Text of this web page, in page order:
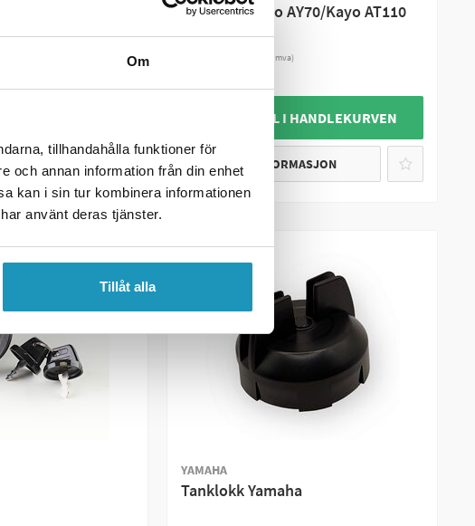
Om
tillhandahålla funktioner för
och annan information från din enhet
kan i sin tur kombinera informationen
använt deras tjänster.
Tillåt alla
Tanklokk Kayo AY70/Kayo AT110
(inkl. mva)
+ LEGG TIL I HANDLEKURVEN
MER INFORMASJON
YAMAHA
Tanklokk Yamaha